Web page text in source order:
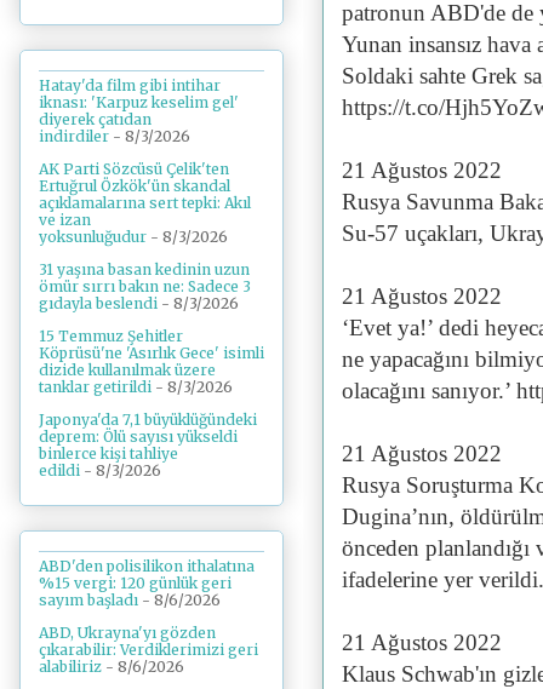
patronun ABD'de
Yunan insansız hava
Soldaki sahte Grek
https://t.co/
21 Ağustos 2022
Rusya Savunma
Su-57 uçakları,
21 Ağustos 2022
‘Evet ya!’ dedi
ne yapacağını
olacağını sanıyor.’
21 Ağustos 2022
Rusya Soruşturma
Dugina’nın,
önceden
ifadelerine yer
21 Ağustos 2022
Klaus Schwab'ın
Hatay'da film gibi intihar
iknası: 'Karpuz keselim gel'
diyerek çatıdan
indirdiler - 8/3/2026
AK Parti Sözcüsü Çelik'ten
Ertuğrul Özkök'ün skandal
açıklamalarına sert tepki: Akıl
ve izan
yoksunluğudur - 8/3/2026
31 yaşına basan kedinin uzun
ömür sırrı bakın ne: Sadece 3
gıdayla beslendi - 8/3/2026
15 Temmuz Şehitler
Köprüsü'ne 'Asırlık Gece' isimli
dizide kullanılmak üzere
tanklar getirildi - 8/3/2026
Japonya'da 7,1 büyüklüğündeki
deprem: Ölü sayısı yükseldi
binlerce kişi tahliye
edildi - 8/3/2026
ABD'den polisilikon ithalatına
%15 vergi: 120 günlük geri
sayım başladı - 8/6/2026
ABD, Ukrayna'yı gözden
çıkarabilir: Verdiklerimizi geri
alabiliriz - 8/6/2026